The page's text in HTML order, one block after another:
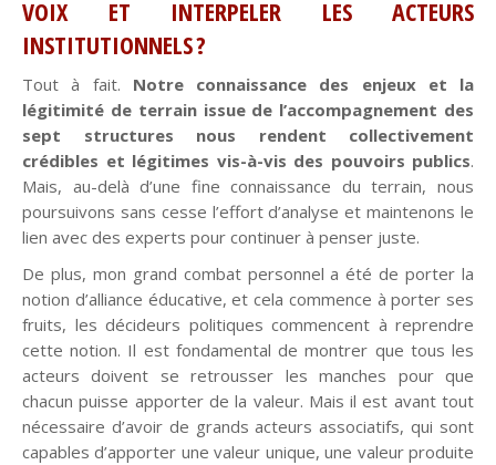
VOIX ET INTERPELER LES ACTEURS
INSTITUTIONNELS ?
Tout à fait. Notre connaissance des enjeuxet la
légitimité de terrain issue de l’accompagnement des
sept structures nous rendent collectivement
crédibles et légitimes vis-à-vis des pouvoirs publics.
Mais, au-delà d’une fine connaissance du terrain, nous
poursuivons sans cesse l’effort d’analyse et maintenons le
lien avec des experts pour continuer à penser juste.
De plus, mon grand combat personnel a été de porter la
notion d’alliance éducative, et cela commence à porter ses
fruits, les décideurs politiques commencent à reprendre
cette notion. Il est fondamental de montrer que tous les
acteurs doivent se retrousser les manches pour que
chacun puisse apporter de la valeur. Mais il est avant tout
nécessaire d’avoir de grands acteurs associatifs, qui sont
capables d’apporter une valeur unique, une valeur produite